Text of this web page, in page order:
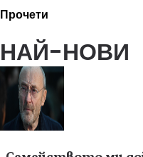
Прочети
НАЙ-НОВИ